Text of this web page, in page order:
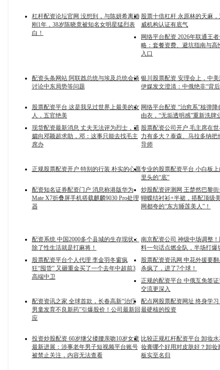
杠杆配资论坛官网 没想到，与陈妍希离婚
刚1年，38岁陈晓竟被知名女明星猛烈表
白！
股票十倍杠杆 永原林的天麻
威机构认证有底气
网络平台配资 2026年联通王
略：套餐资费、避坑指南与高
入口
配资头条网站 阿联酋总统与埃及总统会谈
讨论中东局势等问题
银川股票配资 安理会上，中
伊媒发文澄清：中俄绝非“背
股票配资平台 这是我见过世界上最美的女
人，五官绝美
网络平台配资 “治愈系”核弹
由衣，“无垢透明感”重新洗牌
现货配资最新消息 丈夫无法评为烈士，遗
孀向邓颖超求助，邓：这事只能去找毛主
席办
股票配资公司开户 毛主席在
力有多大？泰森、马拉多纳把
导师
正规股票配资开户 特别的行装 朴实的心愿专业的股票配资平台 小白板上
里头的“底”
配资知名证券配资门户 消息称港版华为
Mate X7折叠屏手机搭载麒麟9030 Pro处理
器
炒股配资评测网 王楚然巴黎
蝴蝶结衬衫+半裙，搭配顶级
网都夸的“东方睡莲美人”！
配资系统 中国2000多个县城的生存现状：
除了性生活就是打麻将！
南京配资公司 神级中场调整
料一句话点燃全队，半场打爆
股票配资平台个人代理 李金羽冬窗疯
狂“囤货” 又砸重金买了一个去年中超前3
高端中卫
股票配资资讯网 申花外援要
杀疯了，进了7个球！
正规的配资平台 中俄互免签
交流更深入
配资资讯之家 全球首款，长春高新“治疗
男童发育不良新药”引爆股价！公司最新回
应
配点网股票配资网址 终身学
最硬核的投资
投资炒股配资 60岁继父搂腰亲吻10岁女童
最新进展：涉事老年男子短视频平台账号
被禁止关注，内容无法查看
比较正规杠杆配资平台 卸妆
妆膏哪个好用对皮肤好？卸妆
板实至名归